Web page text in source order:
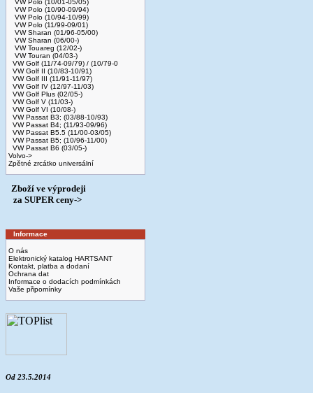
VW Polo (10/01-05/05)
VW Polo (10/90-09/94)
VW Polo (10/94-10/99)
VW Polo (11/99-09/01)
VW Sharan (01/96-05/00)
VW Sharan (06/00-)
VW Touareg (12/02-)
VW Touran (04/03-)
VW Golf (11/74-09/79) / (10/79-0
VW Golf II (10/83-10/91)
VW Golf III (11/91-11/97)
VW Golf IV (12/97-11/03)
VW Golf Plus (02/05-)
VW Golf V (11/03-)
VW Golf VI (10/08-)
VW Passat B3; (03/88-10/93)
VW Passat B4; (11/93-09/96)
VW Passat B5.5 (11/00-03/05)
VW Passat B5; (10/96-11/00)
VW Passat B6 (03/05-)
Volvo->
Zpětné zrcátko universální
Zboží ve výprodeji
­ za SUPER ceny->
Informace
O nás
Elektronický katalog HARTSANT
Kontakt, platba a dodaní
Ochrana dat
Informace o dodacích podmínkách
Vaše připomínky
Od 23.5.2014